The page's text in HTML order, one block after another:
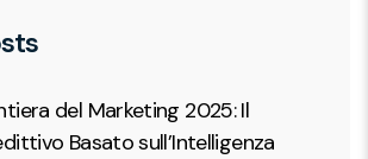
del Marketing 2025: Il
Basato sull’Intelligenza